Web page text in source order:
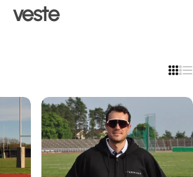
veste